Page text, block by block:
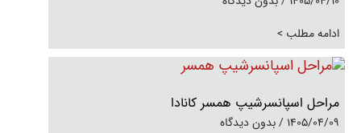
ادامه مطلب >
مراحل اسپانسرشیپ همسر کانادا
1405/04/09
بدون دیدگاه